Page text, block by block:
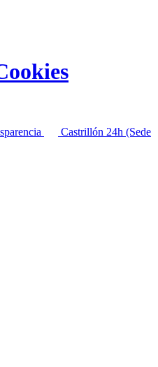
Castrillón 24h (Sede